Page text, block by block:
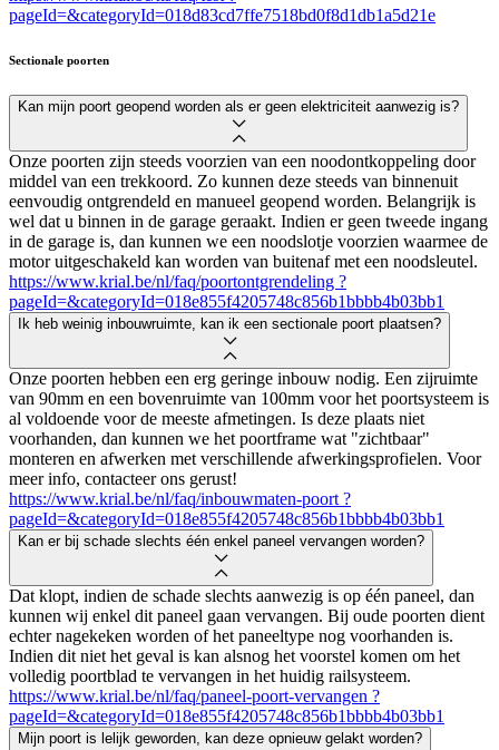
pageId=&categoryId=018d83cd7ffe7518bd0f8d1db1a5d21e
Sectionale poorten
Kan mijn poort geopend worden als er geen elektriciteit aanwezig is?
Onze poorten zijn steeds voorzien van een noodontkoppeling door
middel van een trekkoord. Zo kunnen deze steeds van binnenuit
eenvoudig ontgrendeld en manueel geopend worden. Belangrijk is
wel dat u binnen in de garage geraakt. Indien er geen tweede ingang
in de garage is, dan kunnen we een noodslotje voorzien waarmee de
motor uitgeschakeld kan worden van buitenaf met een noodsleutel.
https://www.krial.be/nl/faq/poortontgrendeling ?
pageId=&categoryId=018e855f4205748c856b1bbbb4b03bb1
Ik heb weinig inbouwruimte, kan ik een sectionale poort plaatsen?
Onze poorten hebben een erg geringe inbouw nodig. Een zijruimte
van 90mm en een bovenruimte van 100mm voor het poortsysteem is
al voldoende voor de meeste afmetingen. Is deze plaats niet
voorhanden, dan kunnen we het poortframe wat "zichtbaar"
monteren en afwerken met verschillende afwerkingsprofielen. Voor
meer info, contacteer ons gerust!
https://www.krial.be/nl/faq/inbouwmaten-poort ?
pageId=&categoryId=018e855f4205748c856b1bbbb4b03bb1
Kan er bij schade slechts één enkel paneel vervangen worden?
Dat klopt, indien de schade slechts aanwezig is op één paneel, dan
kunnen wij enkel dit paneel gaan vervangen. Bij oude poorten dient
echter nagekeken worden of het paneeltype nog voorhanden is.
Indien dit niet het geval is kan alsnog het voorstel komen om het
volledig poortblad te vervangen in het huidig railsysteem.
https://www.krial.be/nl/faq/paneel-poort-vervangen ?
pageId=&categoryId=018e855f4205748c856b1bbbb4b03bb1
Mijn poort is lelijk geworden, kan deze opnieuw gelakt worden?